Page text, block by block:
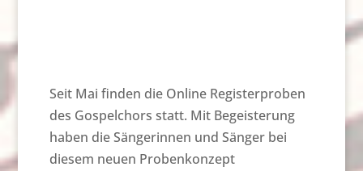
Seit Mai finden die Online Registerproben
des Gospelchors statt. Mit Begeisterung
haben die Sängerinnen und Sänger bei
diesem neuen Probenkonzept